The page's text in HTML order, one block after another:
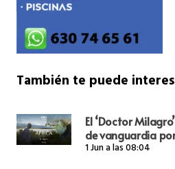
También te puede
El ‘Doctor
de vanguardia
1 Jun a las 08:04